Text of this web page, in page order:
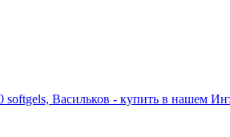
softgels, Васильков - купить в нашем